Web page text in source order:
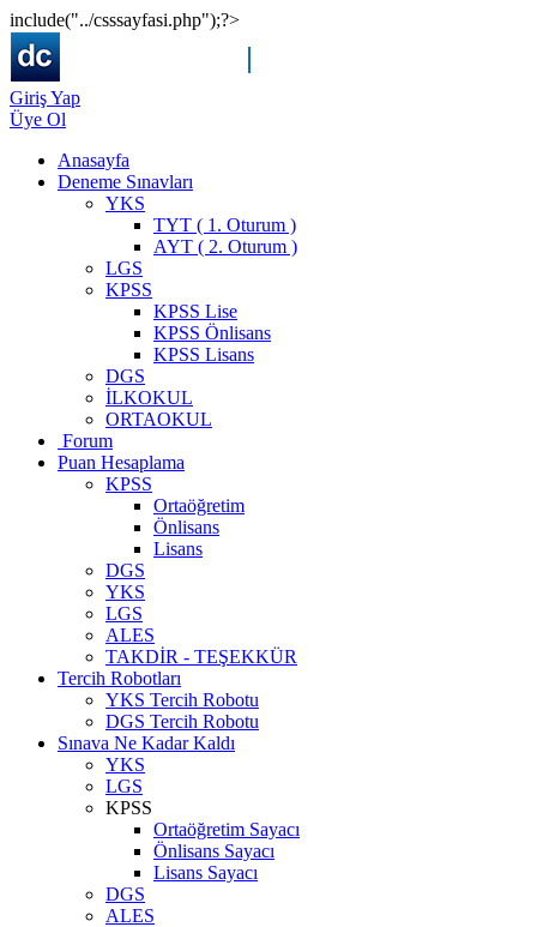
include("../csssayfasi.php");?>
Giriş Yap
Üye Ol
Anasayfa
Deneme Sınavları
YKS
TYT ( 1. Oturum )
AYT ( 2. Oturum )
LGS
KPSS
KPSS Lise
KPSS Önlisans
KPSS Lisans
DGS
İLKOKUL
ORTAOKUL
Forum
Puan Hesaplama
KPSS
Ortaöğretim
Önlisans
Lisans
DGS
YKS
LGS
ALES
TAKDİR - TEŞEKKÜR
Tercih Robotları
YKS Tercih Robotu
DGS Tercih Robotu
Sınava Ne Kadar Kaldı
YKS
LGS
KPSS
Ortaöğretim Sayacı
Önlisans Sayacı
Lisans Sayacı
DGS
ALES